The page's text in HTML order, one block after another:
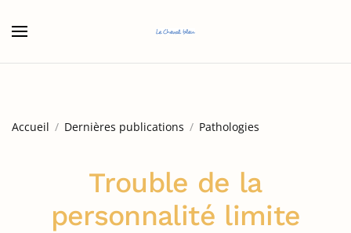
Accueil Dernières publications Pathologies
Trouble de la
personnalité limite